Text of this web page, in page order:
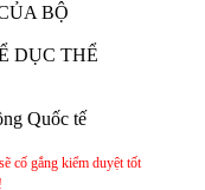
BỘ
DỤC THỂ
Quốc tế
cố gắng kiểm duyệt tốt